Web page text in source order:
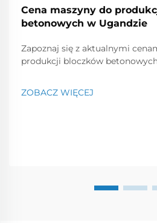
Cena maszyny do
betonowych w Ugandzie
Zapoznaj się z aktualnymi
produkcji bloczków
aby znaleźć najlepsze
ZOBACZ WIĘCEJ